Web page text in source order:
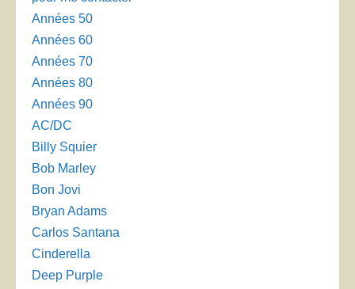
Années 50
Années 60
Années 70
Années 80
Années 90
AC/DC
Billy Squier
Bob Marley
Bon Jovi
Bryan Adams
Carlos Santana
Cinderella
Deep Purple